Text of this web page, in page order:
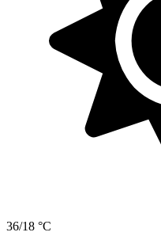
36/18 °C